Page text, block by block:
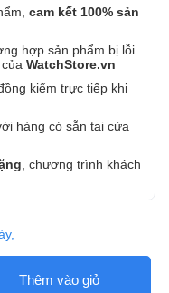
cam kết 100% sản
hợp sản phẩm bị lỗi
WatchStore.vn
kiểm trực tiếp khi
hàng có sẵn tại cửa
, chương trình khách
Thêm vào giỏ